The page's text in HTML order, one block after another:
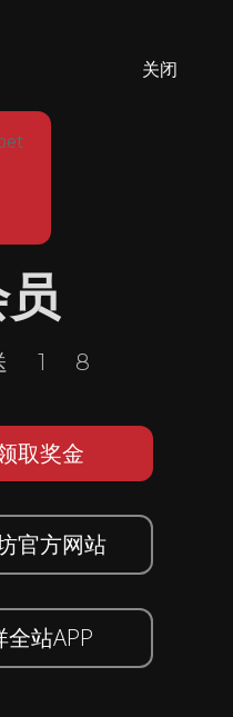
关闭
18
取奖金
官方网站
站APP